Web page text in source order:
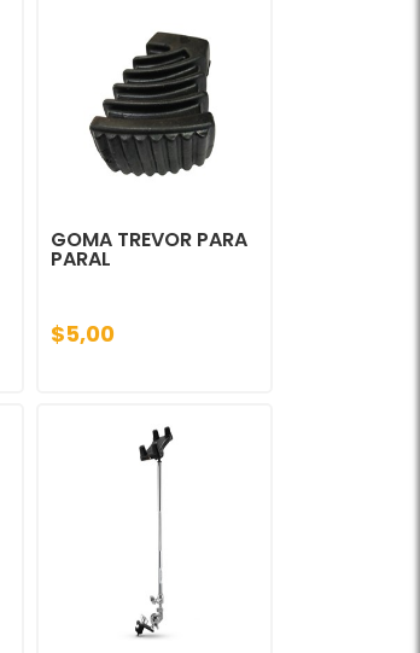
GOMA TREVOR PARA
PARAL
$5,00